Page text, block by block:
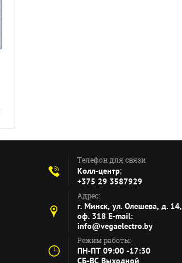
Телефон для связи
Колл-центр;
+375 29 3587929
Адрес:
г. Минск, ул. Олешева, д. 14,
оф. 318 E-mail:
info@vegaelectro.by
Режим работы:
ПН-ПТ 09:00 -17:30
СБ-ВС Выходной